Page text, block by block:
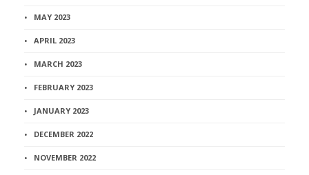
MAY 2023
APRIL 2023
MARCH 2023
FEBRUARY 2023
JANUARY 2023
DECEMBER 2022
NOVEMBER 2022